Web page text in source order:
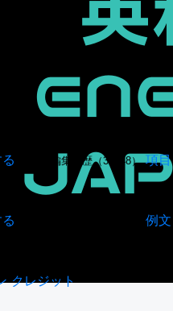
項目の編集履歴（34948） 項目
例文
クレジット